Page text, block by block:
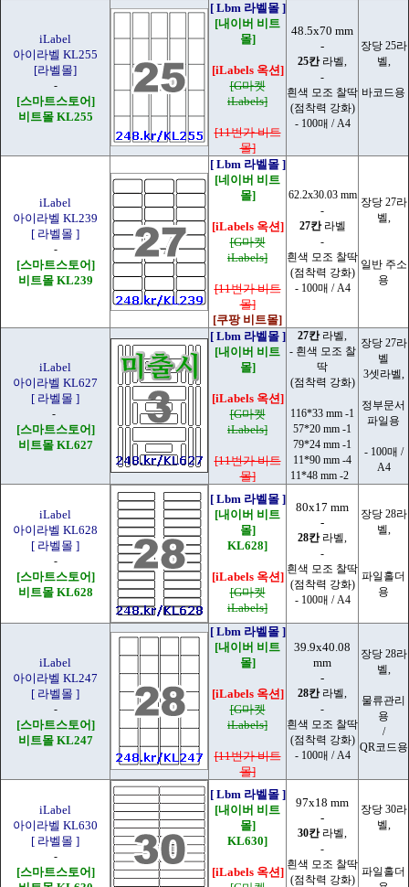
iLabel
아이라벨 KL255
[라벨몰]
-
[스마트스토어]
비트몰 KL255
[ Lbm 라벨몰 ]
[내이버 비트
몰]
[iLabels 옥션]
[G마켓
iLabels]
[11번가 비트
몰]
48.5x70 mm
-
25칸라벨,
-
흰색 모조 찰딱
(점착력 강화)
- 100매 / A4
장당 25라
벨,
바코드용
iLabel
아이라벨 KL239
[ 라벨몰 ]
-
[스마트스토어]
비트몰 KL239
[ Lbm 라벨몰 ]
[네이버 비트
몰]
[iLabels 옥션]
[G마켓
iLabels]
[11번가 비트
몰]
[쿠팡 비트몰]
62.2x30.03 mm
-
27칸라벨
-
흰색 모조 찰딱
(점착력 강화)
- 100매 / A4
장당 27라
벨,
일반 주소
용
iLabel
아이라벨 KL627
[ 라벨몰 ]
-
[스마트스토어]
비트몰 KL627
[ Lbm 라벨몰 ]
[내이버 비트
몰]
[iLabels 옥션]
[G마켓
iLabels]
[11번가 비트
몰]
27칸라벨,
- 흰색 모조 찰
딱
(점착력 강화)
116*33 mm -1
57*20 mm -1
79*24 mm -1
11*90 mm -4
11*48 mm -2
장당 27라
벨
3셋라벨,
정부문서
파일용
- 100매 /
A4
iLabel
아이라벨 KL628
[ 라벨몰 ]
-
[스마트스토어]
비트몰 KL628
[ Lbm 라벨몰 ]
[내이버 비트
몰]
KL628]
[iLabels 옥션]
[G마켓
iLabels]
80x17 mm
-
28칸라벨,
-
흰색 모조 찰딱
(점착력 강화)
- 100매 / A4
장당 28라
벨,
파일홀더
용
iLabel
아이라벨 KL247
[ 라벨몰 ]
-
[스마트스토어]
비트몰 KL247
[ Lbm 라벨몰 ]
[내이버 비트
몰]
[iLabels 옥션]
[G마켓
iLabels]
[11번가 비트
몰]
39.9x40.08
mm
-
28칸라벨,
-
흰색 모조 찰딱
(점착력 강화)
- 100매 / A4
장당 28라
벨,
물류관리
용
/
QR코드용
iLabel
아이라벨 KL630
[ 라벨몰 ]
-
[스마트스토어]
[ Lbm 라벨몰 ]
[내이버 비트
몰]
KL630]
[iLabels 옥션]
97x18 mm
-
30칸라벨,
-
흰색 모조 찰딱
(점착력 강화)
장당 30라
벨,
파일홀더